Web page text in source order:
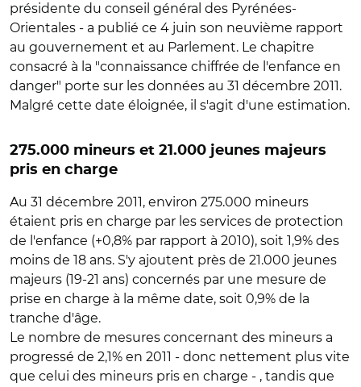
présidente du conseil général des Pyrénées-
Orientales - a publié ce 4 juin son neuvième rapport
au gouvernement et au Parlement. Le chapitre
consacré à la "connaissance chiffrée de l'enfance en
danger" porte sur les données au 31 décembre 2011.
Malgré cette date éloignée, il s'agit d'une estimation.
275.000 mineurs et 21.000 jeunes majeurs
pris en charge
Au 31 décembre 2011, environ 275.000 mineurs
étaient pris en charge par les services de protection
de l'enfance (+0,8% par rapport à 2010), soit 1,9% des
moins de 18 ans. S'y ajoutent près de 21.000 jeunes
majeurs (19-21 ans) concernés par une mesure de
prise en charge à la même date, soit 0,9% de la
tranche d'âge.
Le nombre de mesures concernant des mineurs a
progressé de 2,1% en 2011 - donc nettement plus vite
que celui des mineurs pris en charge - , tandis que